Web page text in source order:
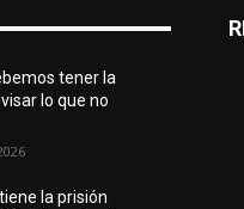
tener la
lo que no
la prisión